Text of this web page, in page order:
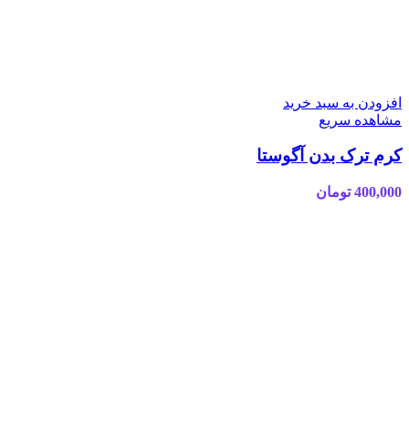
افزودن به سبد خرید
مشاهده سریع
کرم ترک بدن آگوستا
400,000 تومان